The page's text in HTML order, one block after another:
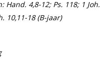
Hand. 4,8-12; Ps. 118; 1 Joh.
10,11-18 (B-jaar)